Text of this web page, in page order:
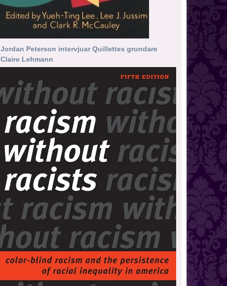
Jordan Peterson intervjuar Quillettes grundare
Claire Lehmann